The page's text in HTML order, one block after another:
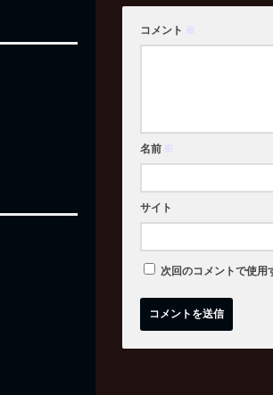
コメント ※
名前 ※
サイト
次回のコメントで使用